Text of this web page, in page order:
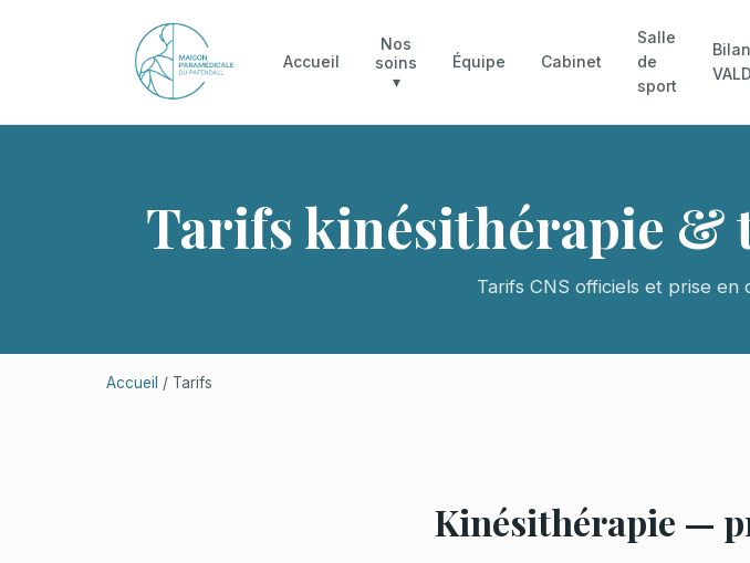
Accueil
Nos
soins
▾
Équipe Cabinet
Salle
de
sport
Bilan
VALD
Tarifs kinésithérapie &
Tarifs CNS officiels et prise en
Accueil / Tarifs
Kinésithérapie —